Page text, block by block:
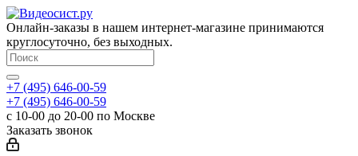
Онлайн-заказы в нашем интернет-магазине принимаются
круглосуточно, без выходных.
+7 (495) 646-00-59
+7 (495) 646-00-59
с 10-00 до 20-00 по Москве
Заказать звонок